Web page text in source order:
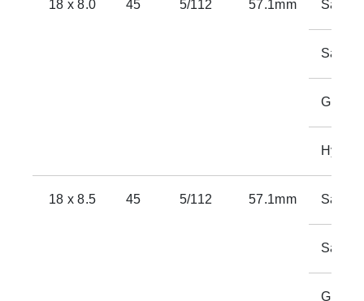
18 x 8.0 45 5/112 57.1mm Satin
Satin
Gloss
Hyper
18 x 8.5 45 5/112 57.1mm Satin
Satin
Gloss